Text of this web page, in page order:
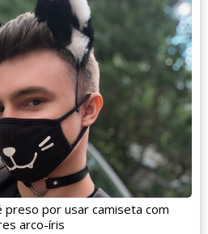
preso por usar camiseta com
arco-íris